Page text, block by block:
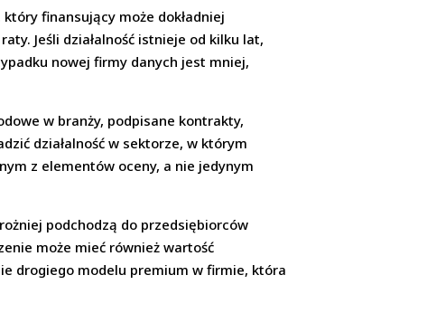
finansujący może dokładniej
Jeśli działalność istnieje od kilku lat,
nowej firmy danych jest mniej,
w branży, podpisane kontrakty,
działalność w sektorze, w którym
z elementów oceny, a nie jedynym
podchodzą do przedsiębiorców
może mieć również wartość
drogiego modelu premium w firmie, która